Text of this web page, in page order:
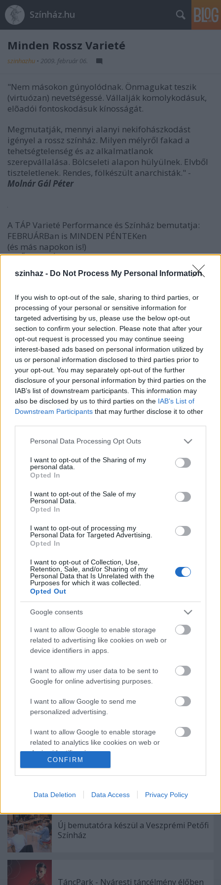
szinhaz - Do Not Process My Personal Information
If you wish to opt-out of the sale, sharing to third parties, or
processing of your personal or sensitive information for
targeted advertising by us, please use the below opt-out
section to confirm your selection. Please note that after your
opt-out request is processed you may continue seeing
interest-based ads based on personal information utilized by
us or personal information disclosed to third parties prior to
your opt-out. You may separately opt-out of the further
disclosure of your personal information by third parties on the
IAB’s list of downstream participants. This information may
also be disclosed by us to third parties on the IAB’s List of
Downstream Participants that may further disclose it to other
Please note that this website/app uses one or more Google
not limited to your visit or usage behaviour. You may click to
grant or deny consent to Google and its third-party tags to
use your data for below specified purposes in below Google
consent section.
Personal Data Processing Opt Outs
I want to opt-out of the Sharing of my
personal data.
Opted In
I want to opt-out of the Sale of my
Personal Data.
Opted In
I want to opt-out of processing my
Personal Data for Targeted Advertising.
Opted In
I want to opt-out of Collection, Use,
Retention, Sale, and/or Sharing of my
Personal Data that Is Unrelated with the
Purposes for which it was collected.
Opted Out
Google consents
I want to allow Google to enable storage
related to advertising like cookies on web or
device identifiers in apps.
I want to allow my user data to be sent to
Google for online advertising purposes.
I want to allow Google to send me
personalized advertising.
I want to allow Google to enable storage
related to analytics like cookies on web or
device identifiers in apps.
related to personalization.
I want to allow Google to enable storage
related to security, including authentication
functionality and fraud prevention, and other
user protection.
CONFIRM
Data Deletion Data Access Privacy Policy
Színház.hu
Minden Rossz Varieté
szinhazhu • 2009. február 06.
"Nem másokon gúnyolódnak. Önmagukat teszik
(virtuózan) nevetségessé. Vállalják komolykodásuk,
elõadói fontoskodásuk kínosságát.
Megmutatják, mennyi alanyi nekifohászkodást
igényel a rossz színház. Milyen mélyről fakad a
tehetségtelenség és az alkalmatlanok
szerepvállalása. Bölcseleti alapon hülyülnek. Elvből
tiszteletlenek. Rendes, fölkészült anarchisták." -
Molnár Gál Péter
A TÁP Varieté Performance és Színház bemutatja:
FEBRUÁRBan is MINDEN PÉNTEKen
(és más napokon is!)
a TŰZRAKTÉRben
"MOST AZTÁN KOMOLYAN VESSZÜK MAGUNKAT!"
Váradi Gábor
Ezüsthigany
Andrássy Máté
Csík Gábor
Schönberger Ádám
Keserű Imre
Pálmai Anna
Dióssi Gábor
Paizs Miki
Czene Csaba
Máthé Zsolt
Bocs annak aki nincs rajta, attól, aki rajta van, de
Időpont: Február 6. péntek 22.30 órától
Foglalás melegen ajánlott!
Cím: Budapest, VI. Hegedű u. 3.
Infó, jegyek:tapszinhaz@szinhaz.hu
Forrás:TÁP Színház
tánccal
Gasztronómiai utazás Karinthy
Új bemutatóra készül a Veszprémi Petőfi
Színház
TáncPark - Nyáresti táncélmény élőben